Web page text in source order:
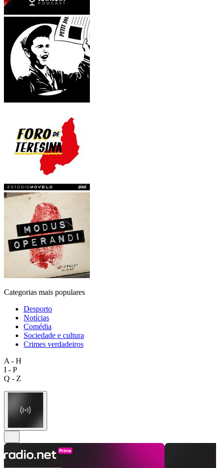
Categorias mais populares
Desporto
Notícias
Comédia
Sociedade e cultura
Crimes verdadeiros
A - H
I - P
Q - Z